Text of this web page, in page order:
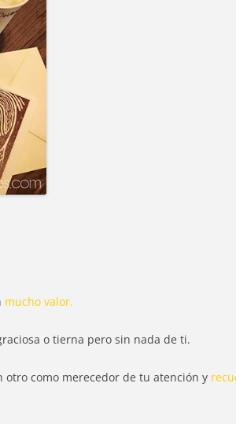
mucho valor.
o tierna pero sin nada de ti.
otro como merecedor de tu atención y